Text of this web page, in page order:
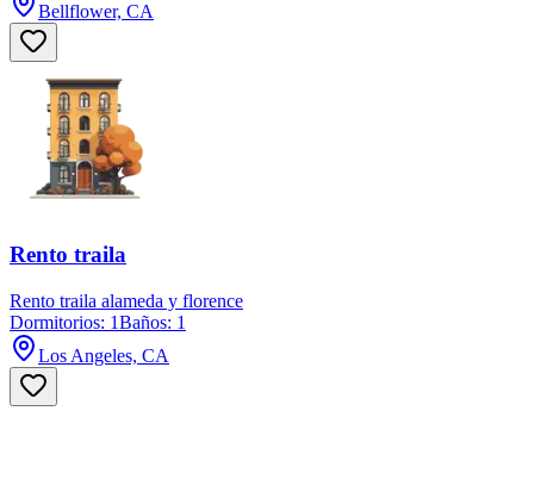
Bellflower, CA
Rento traila
Rento traila alameda y florence
Dormitorios: 1Baños: 1
Los Angeles, CA